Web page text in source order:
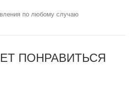
по любому случаю
ПОНРАВИТЬСЯ